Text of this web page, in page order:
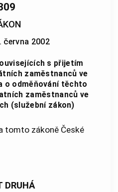
června 2002
s přijetím
zaměstnanců ve
o odměňování těchto
zaměstnanců ve
(služební zákon)
tomto zákoně České
DRUHÁ